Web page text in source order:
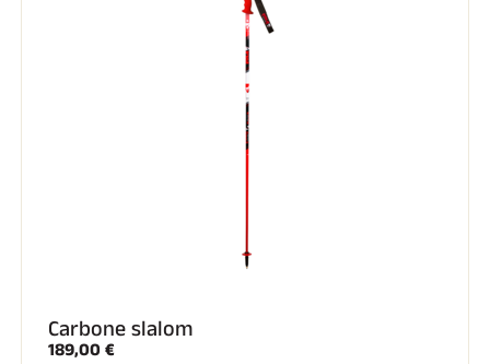
Carbone slalom
189,00 €